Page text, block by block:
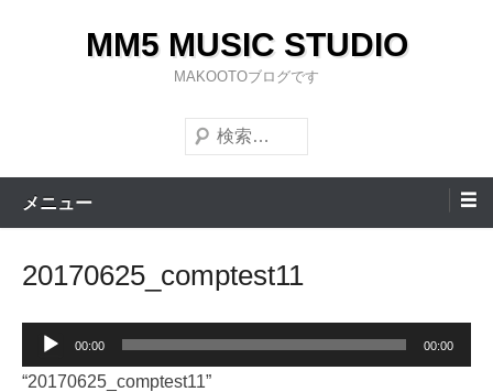
キ
MM5 MUSIC STUDIO
MAKOOTOブログです
検
索
メニュー
20170625_comptest11
声
00:00 00:00
“20170625_comptest11”